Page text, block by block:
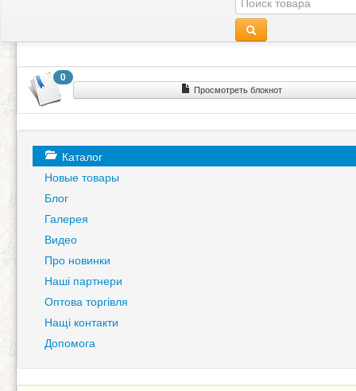
0
Просмотреть блокнот
Каталог
Новые товары
Блог
Галерея
Видео
Про новинки
Наші партнери
Оптова торгівля
Нащі контакти
Допомога